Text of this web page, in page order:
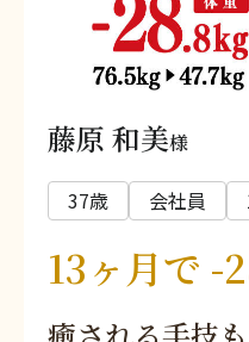
藤原 和美様
37歳 会社員
13ヶ月で -